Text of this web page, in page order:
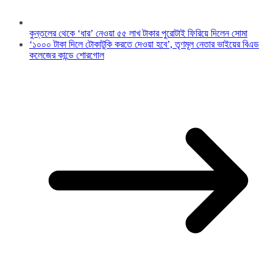
কুন্তলের থেকে ‘ধার’ নেওয়া ৫৫ লাখ টাকার পুরোটাই ফিরিয়ে দিলেন সোমা
‘১০০০ টাকা দিলে টোকাটুকি করতে দেওয়া হবে’, তৃণমূল নেতার ভাইয়ের বিএড
কলেজের কান্ডে শোরগোল